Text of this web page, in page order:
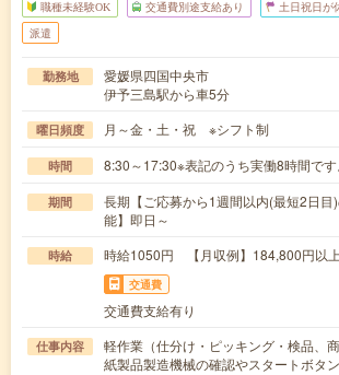
職種未経験OK 交通費別途支給あり 土日祝日が
派遣
勤務地
愛媛県四国中央市
伊予三島駅から車5分
曜日頻度 月～金・土・祝 ※シフト制
時間 8:30～17:30※表記のうち実働8時間です
期間
長期【ご応募から1週間以内(最短2日目
能】即日～
時給 時給1050円 【月収例】184,800円以
交通費
交通費支給有り
仕事内容
軽作業（仕分け・ピッキング・検品、商
紙製品製造機械の確認やスタートボタ